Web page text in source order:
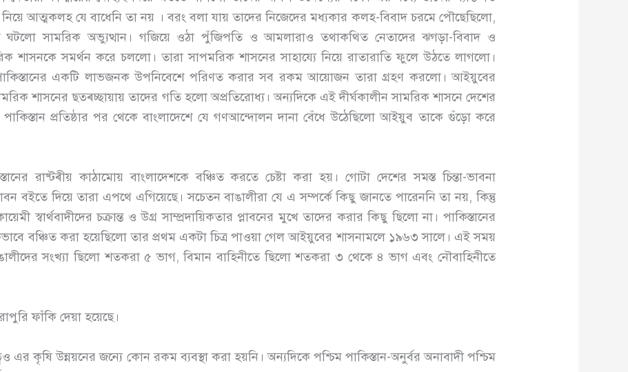
নিয়ে আত্মকলহ যে বাধেনি তা নয় । বরং বলা যায় তাদের নিজেদের মধ্যকার কলহ-বিবাদ চরমে পৌছেছিলো,
সামরিক অভ্যুত্থান। গজিয়ে ওঠা পুঁজিপতি ও আমলারাও তথাকথিত নেতাদের ঝগড়া-বিবাদ ও
শাসনকে সমর্থন করে চললো। তারা সাপমরিক শাসনের সাহায্যে নিয়ে রাতারাতি ফুলে উঠতে লাগলো।
পাকিস্তানের একটি লাভজনক উপনিবেশে পরিণত করার সব রকম আয়োজন তারা গ্রহণ করলো। আইয়ুবের
শাসনের ছত্ৰচ্ছায়ায় তাদের গতি হলো অপ্রতিরোধ্য। অন্যদিকে এই দীর্ঘকালীন সামরিক শাসনে দেশের
প্রতিষ্ঠার পর থেকে বাংলাদেশে যে গণআন্দোলন দানা বেঁধে উঠেছিলো আইয়ুব তাকে গুঁড়ো করে
রাষ্ট্ৰীয় কাঠামোয় বাংলাদেশকে বঞ্চিত করতে চেষ্টা করা হয়। গোটা দেশের সমস্ত চিন্তা-ভাবনা
বইতে দিয়ে তারা এপথে এগিয়েছে। সচেতন বাঙালীরা যে এ সম্পর্কে কিছু জানতে পারেননি তা নয়, কিন্তু
স্বার্থবাদীদের চক্রান্ত ও উগ্র সাম্প্রদায়িকতার প্লাবনের মুখে তাদের করার কিছু ছিলো না। পাকিস্তানের
বঞ্চিত করা হয়েছিলো তার প্রথম একটা চিত্র পাওয়া গেল আইয়ুবের শাসনামলে ১৯৬৩ সালে। এই সময়
সংখ্যা ছিলো শতকরা ৫ ভাগ, বিমান বাহিনীতে ছিলো শতকরা ৩ থেকে ৪ ভাগ এবং নৌবাহিনীতে
ফাঁকি দেয়া হয়েছে।
এর কৃষি উন্নয়নের জন্যে কোন রকম ব্যবস্থা করা হয়নি। অন্যদিকে পশ্চিম পাকিস্তান-অনুর্বর অনাবাদী পশ্চিম